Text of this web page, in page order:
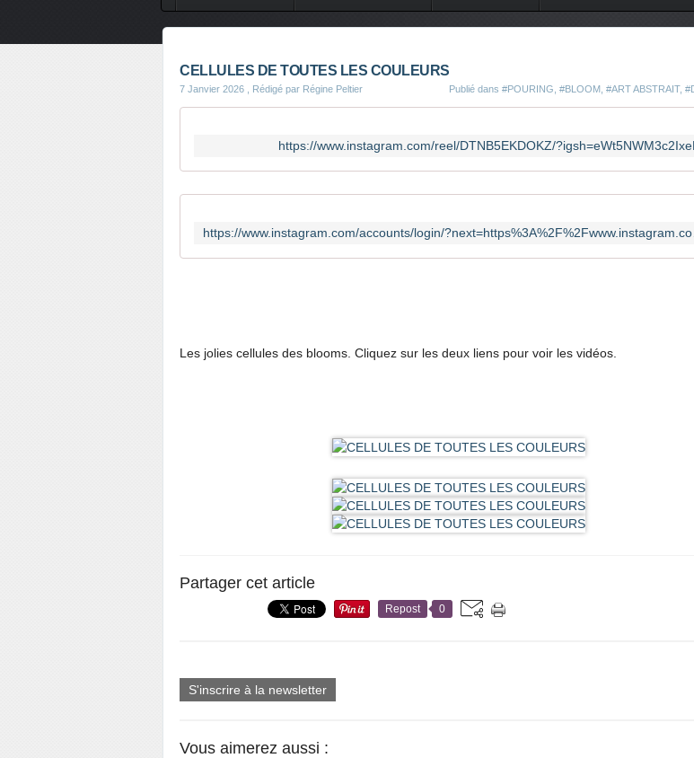
CELLULES DE TOUTES LES COULEURS
7 Janvier 2026 , Rédigé par Régine Peltier Publié dans #POURING #BLOOM #ART ABSTRAIT,
https://www.instagram.com/reel/DTNB5EKDOKZ/
Les jolies cellules des blooms. Cliquez sur les deux liens pour voir les vidéos.
Partager cet article
Repost 0
S'inscrire à la newsletter
Vous aimerez aussi :